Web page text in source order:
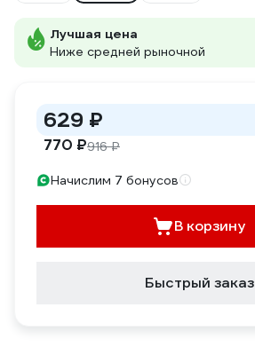
Лучшая цена
Ниже средней рыночной
629 ₽
770 ₽916 ₽
Начислим 7 бонусов
В корзину
Быстрый заказ